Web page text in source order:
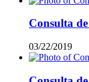
Consulta
03/22/2019